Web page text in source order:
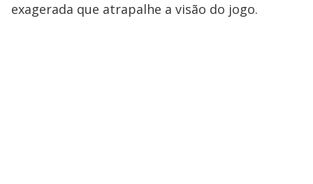
exagerada que atrapalhe a visão do jogo.